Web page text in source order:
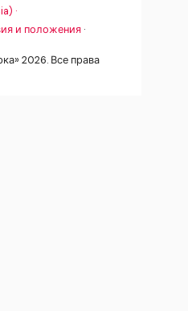
·
и положения ·
2026. Все права